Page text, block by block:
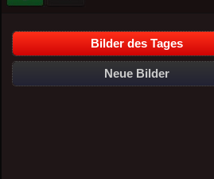
Bilder des Tages
Neue Bilder